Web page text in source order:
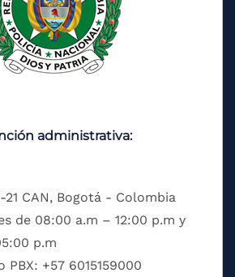
administrativa:
CAN, Bogotá - Colombia
de 08:00 a.m – 12:00 p.m y
p.m
+57 6015159000